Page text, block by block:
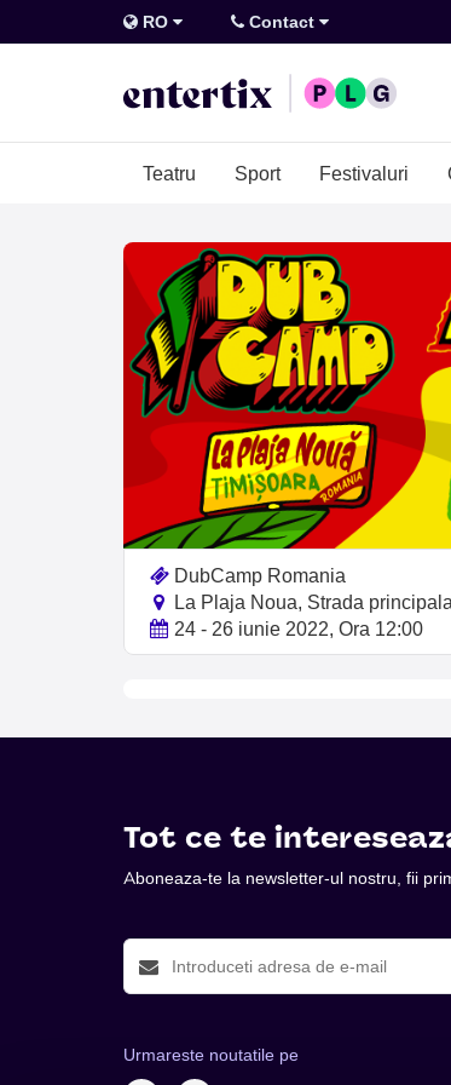
RO Contact
Teatru Sport Festivaluri
DubCamp Romania
La Plaja Noua, Strada
24 - 26 iunie 2022, Ora 12:00
Tot ce te
Aboneaza-te la newsletter-ul nostru, fii
Urmareste noutatile pe